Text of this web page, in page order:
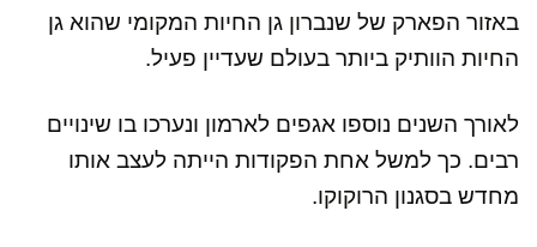
באזור הפארק של שנברון גן החיות המקומי שהוא גן
החיות הוותיק ביותר בעולם שעדיין פעיל.
לאורך השנים נוספו אגפים לארמון ונערכו בו שינויים
רבים. כך למשל אחת הפקודות הייתה לעצב אותו
מחדש בסגנון הרוקוקו.